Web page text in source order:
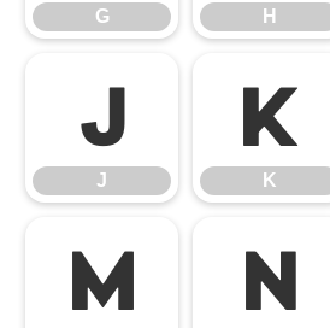
G H
J
J
K
K
M N